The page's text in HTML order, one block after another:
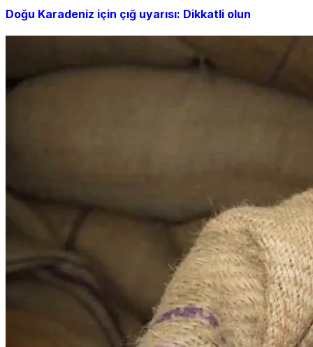
Doğu Karadeniz için çığ uyarısı: Dikkatli olun